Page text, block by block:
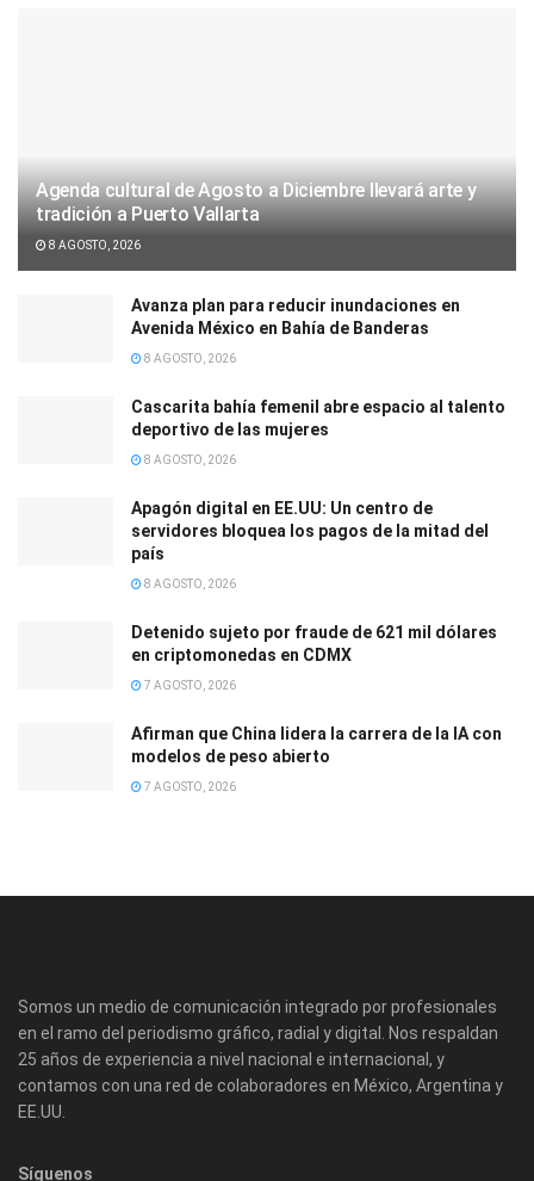
Agenda cultural de Agosto a Diciembre llevará arte y
tradición a Puerto Vallarta
8 AGOSTO, 2026
Avanza plan para reducir inundaciones en
Avenida México en Bahía de Banderas
8 AGOSTO, 2026
Cascarita bahía femenil abre espacio al talento
deportivo de las mujeres
8 AGOSTO, 2026
Apagón digital en EE.UU: Un centro de
servidores bloquea los pagos de la mitad del
país
8 AGOSTO, 2026
Detenido sujeto por fraude de 621 mil dólares
en criptomonedas en CDMX
7 AGOSTO, 2026
Afirman que China lidera la carrera de la IA con
modelos de peso abierto
7 AGOSTO, 2026
Somos un medio de comunicación integrado por profesionales
en el ramo del periodismo gráfico, radial y digital. Nos respaldan
25 años de experiencia a nivel nacional e internacional, y
contamos con una red de colaboradores en México, Argentina y
EE.UU.
Síguenos